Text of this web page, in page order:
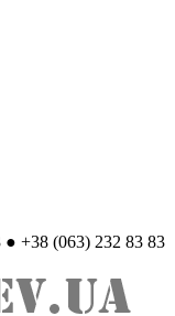
+38 (063) 232 83 83